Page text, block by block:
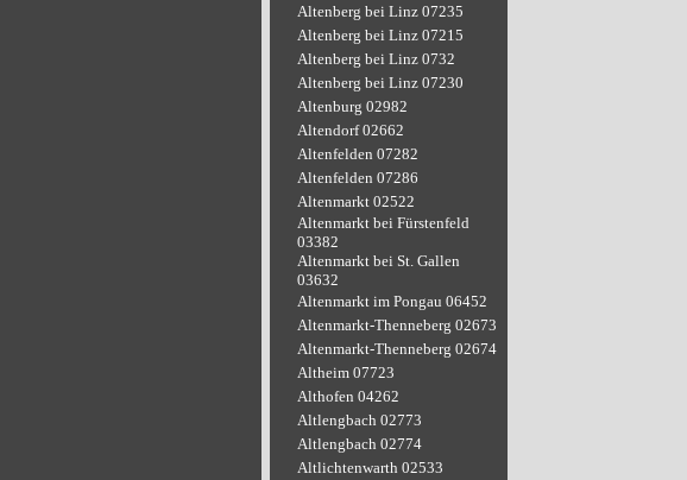
Altenberg bei Linz 07235
Altenberg bei Linz 07215
Altenberg bei Linz 0732
Altenberg bei Linz 07230
Altenburg 02982
Altendorf 02662
Altenfelden 07282
Altenfelden 07286
Altenmarkt 02522
Altenmarkt bei Fürstenfeld
03382
Altenmarkt bei St. Gallen
03632
Altenmarkt im Pongau 06452
Altenmarkt-Thenneberg 02673
Altenmarkt-Thenneberg 02674
Altheim 07723
Althofen 04262
Altlengbach 02773
Altlengbach 02774
Altlichtenwarth 02533